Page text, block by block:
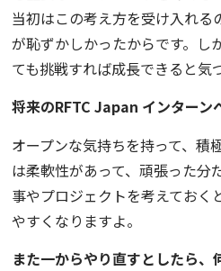
当初はこの考え方を受け入れ
が恥ずかしかったからです。し
ても挑戦すれば成長できると気
将来のRFTC Japan インターン
オープンな気持ちを持って、積
は柔軟性があって、頑張った分
事やプロジェクトを考えておく
やすくなりますよ。
また一からやり直すとしたら、